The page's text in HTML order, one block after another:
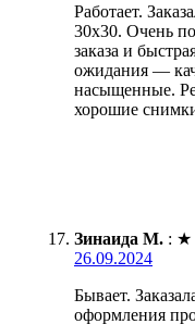
Работает.
30х30. Очень
заказа и
ожидания —
насыщенные.
хорошие
Зинаида М. : ★
26.09.2024
Бывает.
оформления